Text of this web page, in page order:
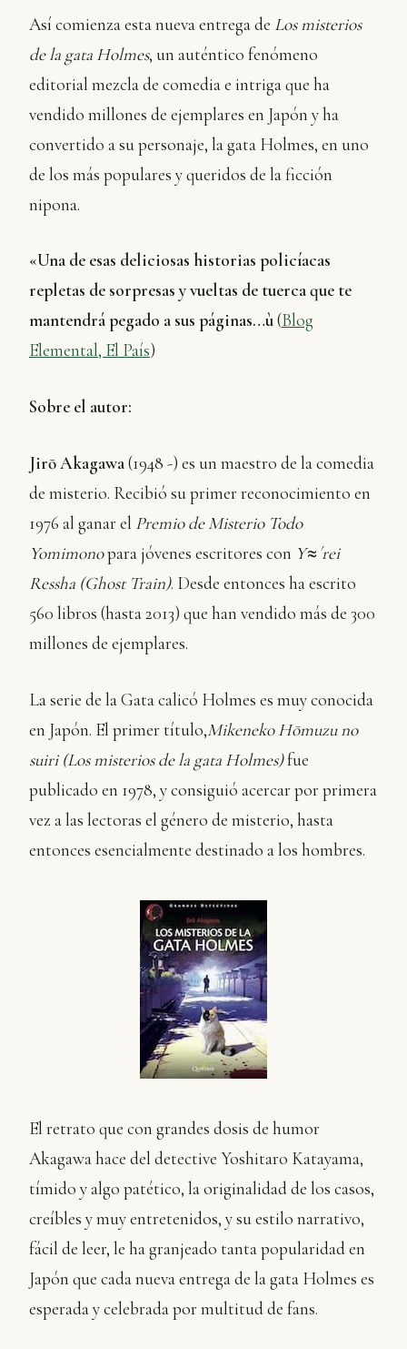
Así comienza esta nueva entrega de Los misterios
de la gata Holmes, un auténtico fenómeno
editorial mezcla de comedia e intriga que ha
vendido millones de ejemplares en Japón y ha
convertido a su personaje, la gata Holmes, en uno
de los más populares y queridos de la ficción
nipona.
«Una de esas deliciosas historias policíacas
repletas de sorpresas y vueltas de tuerca que te
mantendrá pegado a sus páginas…ù(Blog
Elemental, El País)
Sobre el autor:
Jirō Akagawa(1948 -) es un maestro de la comedia
de misterio. Recibió su primer reconocimiento en
1976 al ganar el Premio de Misterio Todo
Yomimonopara jóvenes escritores con Y≈´rei
Ressha (Ghost Train). Desde entonces ha escrito
560 libros (hasta 2013) que han vendido más de 300
millones de ejemplares.
La serie de la Gata calicó Holmes es muy conocida
en Japón. El primer título,Mikeneko Hōmuzu no
suiri (Los misterios de la gata Holmes)fue
publicado en 1978, y consiguió acercar por primera
vez a las lectoras el género de misterio, hasta
entonces esencialmente destinado a los hombres.
El retrato que con grandes dosis de humor
Akagawa hace del detective Yoshitaro Katayama,
tímido y algo patético, la originalidad de los casos,
creíbles y muy entretenidos, y su estilo narrativo,
fácil de leer, le ha granjeado tanta popularidad en
Japón que cada nueva entrega de la gata Holmes es
esperada y celebrada por multitud de fans.